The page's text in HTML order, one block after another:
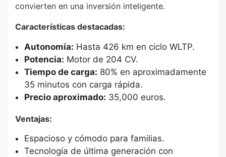
convierten en una inversión inteligente.
Características destacadas:
Autonomía: Hasta 426 km en ciclo WLTP.
Potencia: Motor de 204 CV.
Tiempo de carga: 80% en aproximadamente
35 minutos con carga rápida.
Precio aproximado: 35,000 euros.
Ventajas:
Espacioso y cómodo para familias.
Tecnología de última generación con